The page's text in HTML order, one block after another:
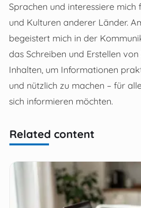
Sprachen und interessiere mich
und Kulturen anderer Länder.
begeistert mich in der
das Schreiben und Erstellen
Inhalten, um Informationen
und nützlich zu machen – für
sich informieren möchten.
Related content